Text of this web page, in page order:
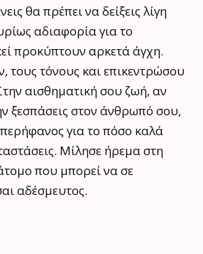
θα πρέπει να δείξεις λίγη
αδιαφορία για το
προκύπτουν αρκετά άγχη.
τους τόνους και επικεντρώσου
αισθηματική σου ζωή, αν
ξεσπάσεις στον άνθρωπό σου,
για το πόσο καλά
Μίλησε ήρεμα στη
που μπορεί να σε
αδέσμευτος.